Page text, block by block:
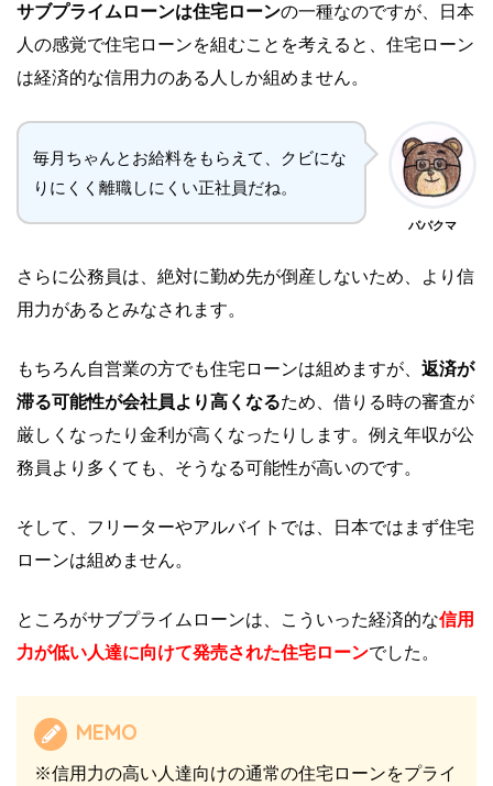
サブプライムローンは住宅ローンの一種なのですが、日本
人の感覚で住宅ローンを組むことを考えると、住宅ローン
は経済的な信用力のある人しか組めません。
毎月ちゃんとお給料をもらえて、クビにな
りにくく離職しにくい正社員だね。
パパクマ
さらに公務員は、絶対に勤め先が倒産しないため、より信
用力があるとみなされます。
もちろん自営業の方でも住宅ローンは組めますが、 返済が
滞る可能性が会社員より高くなるため、借りる時の審査が
厳しくなったり金利が高くなったりします。例え年収が公
務員より多くても、そうなる可能性が高いのです。
そして、フリーターやアルバイトでは、日本ではまず住宅
ローンは組めません。
ところがサブプライムローンは、こういった経済的な信用
力が低い人達に向けて発売された住宅ローンでした。
MEMO
※信用力の高い人達向けの通常の住宅ローンをプライ